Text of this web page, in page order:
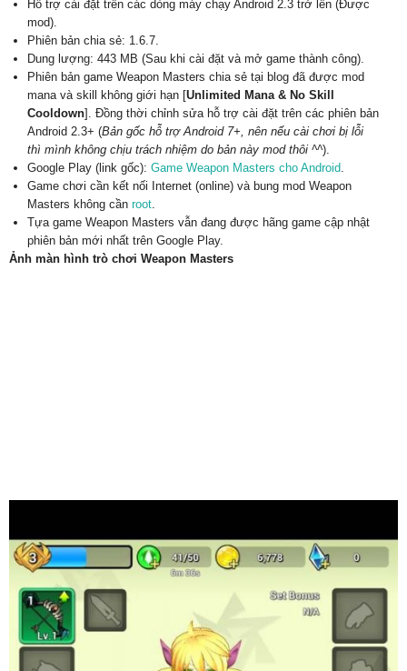
Hỗ trợ cài đặt trên các dòng máy chạy Android 2.3 trở lên (Được
mod).
Phiên bản chia sẻ: 1.6.7.
Dung lượng: 443 MB (Sau khi cài đặt và mở game thành công).
Phiên bản game Weapon Masters chia sẻ tại blog đã được mod
mana và skill không giới hạn [Unlimited Mana & No Skill
Cooldown]. Đồng thời chỉnh sửa hỗ trợ cài đặt trên các phiên bản
Android 2.3+ (Bản gốc hỗ trợ Android 7+, nên nếu cài chơi bị lỗi
thì mình không chịu trách nhiệm do bản này mod thôi ^^).
Google Play (link gốc): Game Weapon Masters cho Android.
Game chơi cần kết nối Internet (online) và bung mod Weapon
Masters không cần root.
Tựa game Weapon Masters vẫn đang được hãng game cập nhật
phiên bản mới nhất trên Google Play.
Ảnh màn hình trò chơi Weapon Masters